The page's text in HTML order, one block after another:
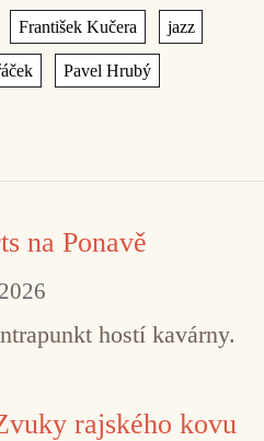
na Ponavě
hostí kavárny.
rajského kovu